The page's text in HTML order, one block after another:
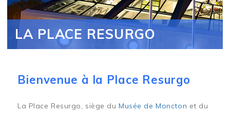
LA PLACE RESURGO
Bienvenue à la Place Resurgo
La Place Resurgo, siège duMusée de Moncton et du